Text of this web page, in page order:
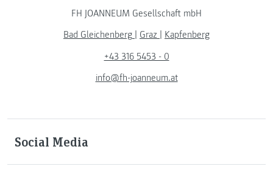
FH JOANNEUM Gesellschaft mbH
Bad Gleichenberg
Graz
Kapfenberg
+43 316 5453 - 0
info@fh-joanneum.at
Social Media